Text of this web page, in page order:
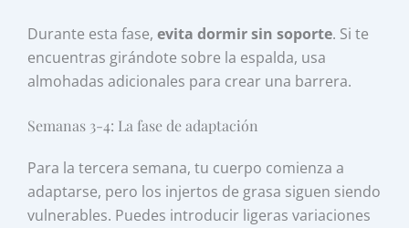
Durante esta fase,evita dormir sin soporte. Si te
encuentras girándote sobre la espalda, usa
almohadas adicionales para crear una barrera.
Semanas 3-4: La fase de adaptación
Para la tercera semana, tu cuerpo comienza a
adaptarse, pero los injertos de grasa siguen siendo
vulnerables. Puedes introducir ligeras variaciones